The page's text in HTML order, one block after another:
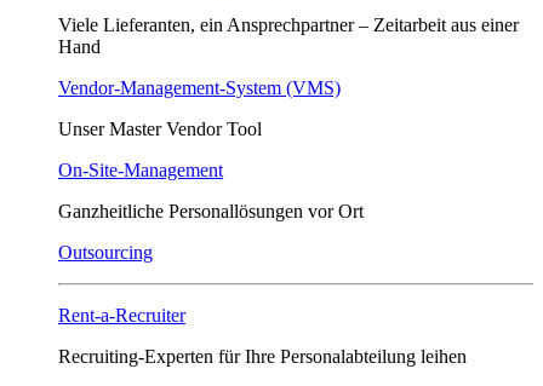
Viele Lieferanten, ein Ansprech­partner – Zeitarbeit aus einer
Hand
Vendor-Management-System (VMS)
Unser Master Vendor Tool
On-Site-Management
Ganzheitliche Personallösungen vor Ort
Outsourcing
Rent-a-Recruiter
Recruiting-Experten für Ihre Personalabteilung leihen